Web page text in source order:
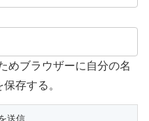
めブラウザーに自分の名
存する。